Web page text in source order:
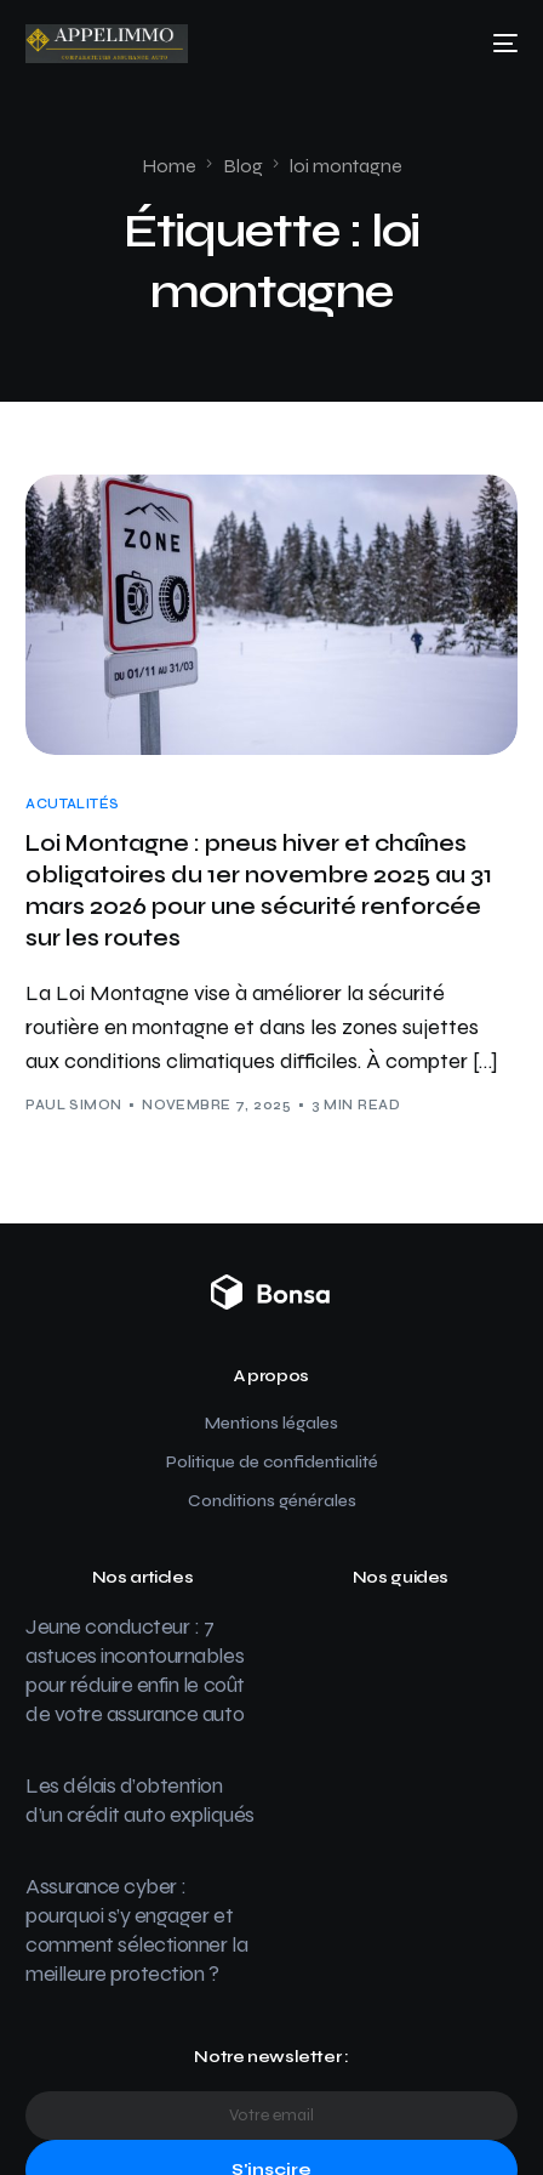
Home Blog loi montagne
Étiquette : loi
montagne
ACUTALITÉS
Loi Montagne : pneus hiver et chaînes
obligatoires du 1er novembre 2025 au 31
mars 2026 pour une sécurité renforcée
sur les routes
La Loi Montagne vise à améliorer la sécurité
routière en montagne et dans les zones sujettes
aux conditions climatiques difficiles. À compter […]
PAUL SIMON NOVEMBRE 7, 2025 3 MIN READ
A propos
Mentions légales
Politique de confidentialité
Conditions générales
Nos articles
Jeune conducteur : 7
astuces incontournables
pour réduire enfin le coût
de votre assurance auto
Les délais d’obtention
d’un crédit auto expliqués
Assurance cyber :
pourquoi s’y engager et
comment sélectionner la
meilleure protection ?
Nos guides
Notre newsletter :
S'inscire